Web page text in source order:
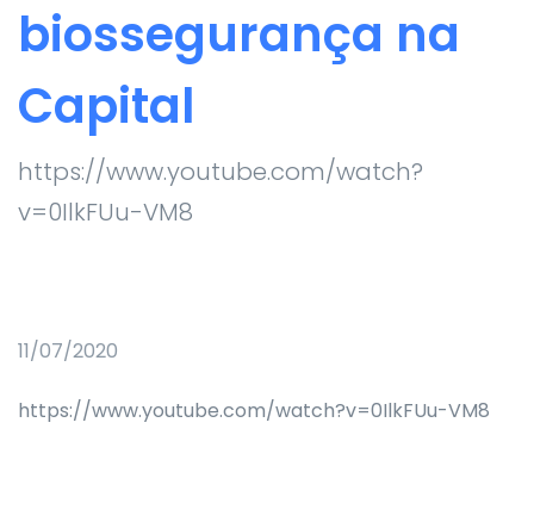
biossegurança na
Capital
https://www.youtube.com/watch?
v=0IlkFUu-VM8
11/07/2020
https://www.youtube.com/watch?v=0IlkFUu-VM8